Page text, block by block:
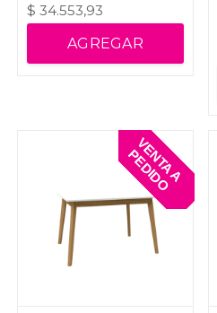
$ 34.553,93
AGREGAR
V
E
N
T
A
A
P
E
D
I
D
O